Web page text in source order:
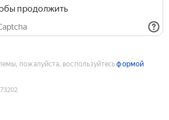
продолжить
пожалуйста, воспользуйтесьформой